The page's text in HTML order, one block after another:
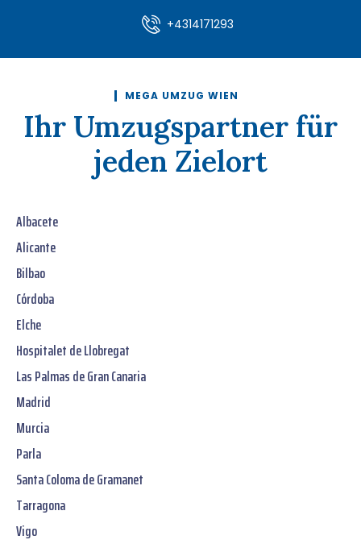
+4314171293
MEGA UMZUG WIEN
Ihr Umzugspartner für
jeden Zielort
Albacete
Alicante
Bilbao
Córdoba
Elche
Hospitalet de Llobregat
Las Palmas de Gran Canaria
Madrid
Murcia
Parla
Santa Coloma de Gramanet
Tarragona
Vigo